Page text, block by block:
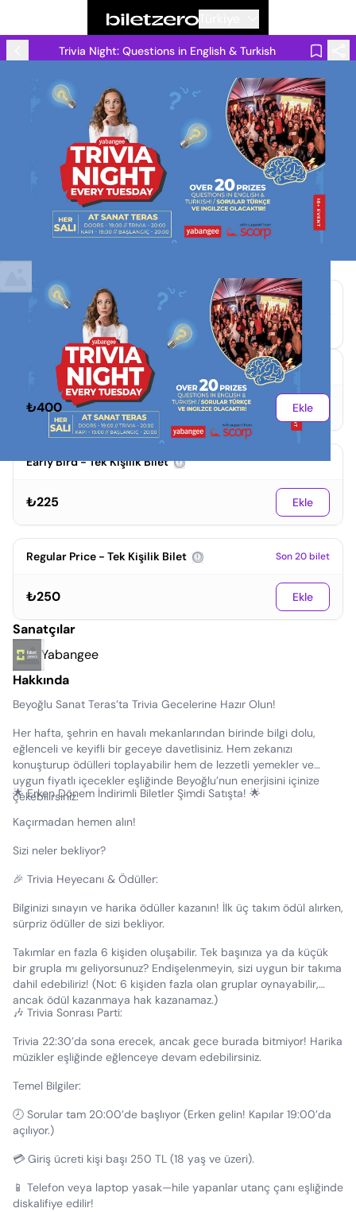
Trivia Night: Questions in English & Turkish
Etkinlik Tarihi
11 Ağu - 17:00
Oturma Planı
Numarasız Oturma Düzeni
Sanat Restaurant Cafe & Bar, İstanbul
1+1 Promo - Çift Kişilik Bilet Son 10 bilet
₺400 Ekle
Early Bird - Tek Kişilik Bilet
₺225 Ekle
Regular Price - Tek Kişilik Bilet Son 20 bilet
₺250 Ekle
Sanatçılar
Yabangee
Hakkında
Beyoğlu Sanat Teras’ta Trivia Gecelerine Hazır Olun!
Her hafta, şehrin en havalı mekanlarından birinde bilgi dolu,
eğlenceli ve keyifli bir geceye davetlisiniz. Hem zekanızı
konuşturup ödülleri toplayabilir hem de lezzetli yemekler ve
uygun fiyatlı içecekler eşliğinde Beyoğlu’nun enerjisini içinize
çekebilirsiniz.
🌟 Erken Dönem İndirimli Biletler Şimdi Satışta! 🌟
Kaçırmadan hemen alın!
Sizi neler bekliyor?
🎉 Trivia Heyecanı & Ödüller:
Bilginizi sınayın ve harika ödüller kazanın! İlk üç takım ödül alırken,
sürpriz ödüller de sizi bekliyor.
Takımlar en fazla 6 kişiden oluşabilir. Tek başınıza ya da küçük
bir grupla mı geliyorsunuz? Endişelenmeyin, sizi uygun bir takıma
dahil edebiliriz! (Not: 6 kişiden fazla olan gruplar oynayabilir,
ancak ödül kazanmaya hak kazanamaz.)
🎶 Trivia Sonrası Parti:
Trivia 22:30’da sona erecek, ancak gece burada bitmiyor! Harika
müzikler eşliğinde eğlenceye devam edebilirsiniz.
Temel Bilgiler:
🕗 Sorular tam 20:00’de başlıyor (Erken gelin! Kapılar 19:00’da
açılıyor.)
💳 Giriş ücreti kişi başı 250 TL (18 yaş ve üzeri).
📱 Telefon veya laptop yasak—hile yapanlar utanç çanı eşliğinde
diskalifiye edilir!